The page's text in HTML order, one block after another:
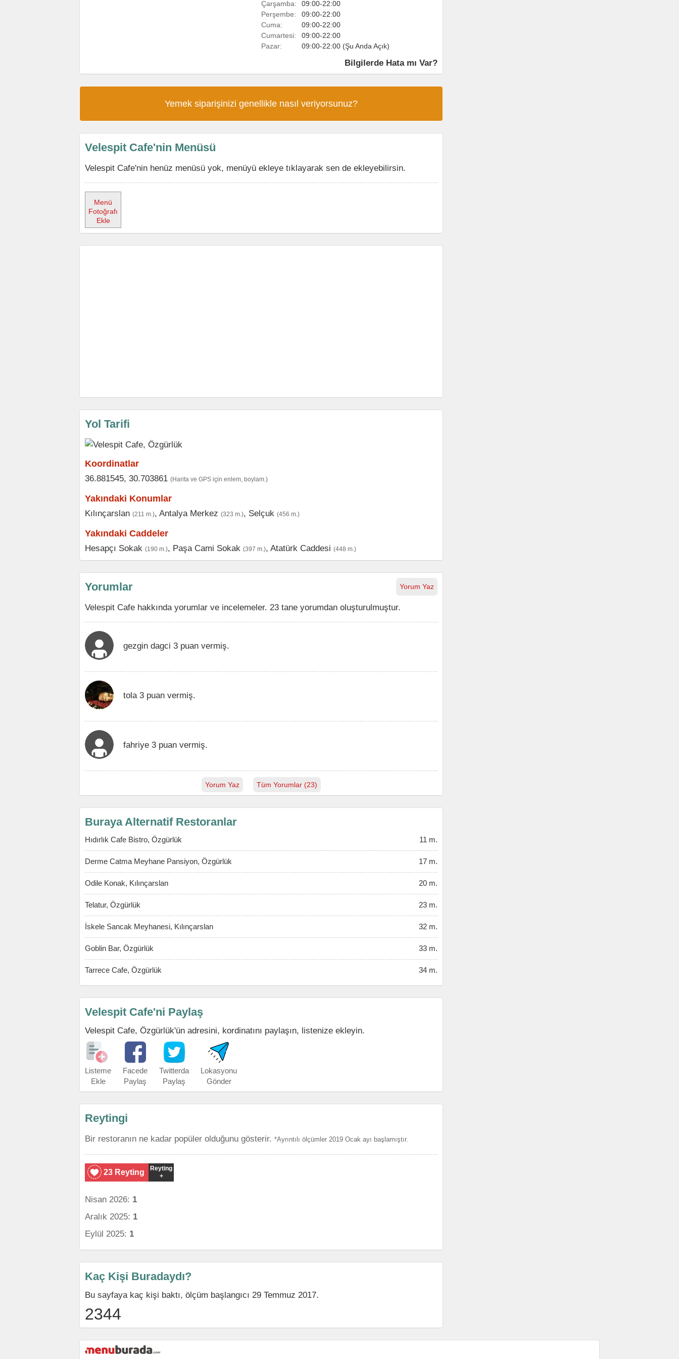
Çarşamba:
09:00-22:00
Perşembe:
09:00-22:00
Cuma:
09:00-22:00
Cumartesi:
09:00-22:00
Pazar:
09:00-22:00 (Şu Anda Açık)
Bilgilerde Hata mı Var?
Yemek siparişinizi genellikle nasıl veriyorsunuz?
Velespit Cafe'nin Menüsü
Velespit Cafe'nin henüz menüsü yok, menüyü ekleye tıklayarak sen de ekleyebilirsin.
Menü
Fotoğrafı
Ekle
Yol Tarifi
Koordinatlar
36.881545, 30.703861 (Harita ve GPS için enlem, boylam.)
Yakındaki Konumlar
Kılınçarslan (211 m.), Antalya Merkez (323 m.), Selçuk (456 m.)
Yakındaki Caddeler
Hesapçı Sokak (190 m.), Paşa Cami Sokak (397 m.), Atatürk Caddesi (448 m.)
Yorum Yaz
Yorumlar
Velespit Cafe hakkında yorumlar ve incelemeler. 23 tane yorumdan oluşturulmuştur.
gezgin dagci 3 puan vermiş.
tola 3 puan vermiş.
fahriye 3 puan vermiş.
Yorum Yaz Tüm Yorumlar (23)
Buraya Alternatif Restoranlar
Hıdırlık Cafe Bistro, Özgürlük 11 m.
Derme Catma Meyhane Pansiyon, Özgürlük 17 m.
Odile Konak, Kılınçarslan 20 m.
Telatur, Özgürlük 23 m.
İskele Sancak Meyhanesi, Kılınçarslan 32 m.
Goblin Bar, Özgürlük 33 m.
Tarrece Cafe, Özgürlük 34 m.
Velespit Cafe'ni Paylaş
Velespit Cafe, Özgürlük'ün adresini, kordinatını paylaşın, listenize ekleyin.
Listeme
Ekle
Facede
Paylaş
Twitterda
Paylaş
Lokasyonu
Gönder
Reytingi
Bir restoranın ne kadar popüler olduğunu gösterir. *Ayrıntılı ölçümler 2019 Ocak ayı başlamıştır.
23 Reyting
Reyting
+
Nisan 2026: 1
Aralık 2025: 1
Eylül 2025: 1
Kaç Kişi Buradaydı?
Bu sayfaya kaç kişi baktı, ölçüm başlangıcı 29 Temmuz 2017.
2344